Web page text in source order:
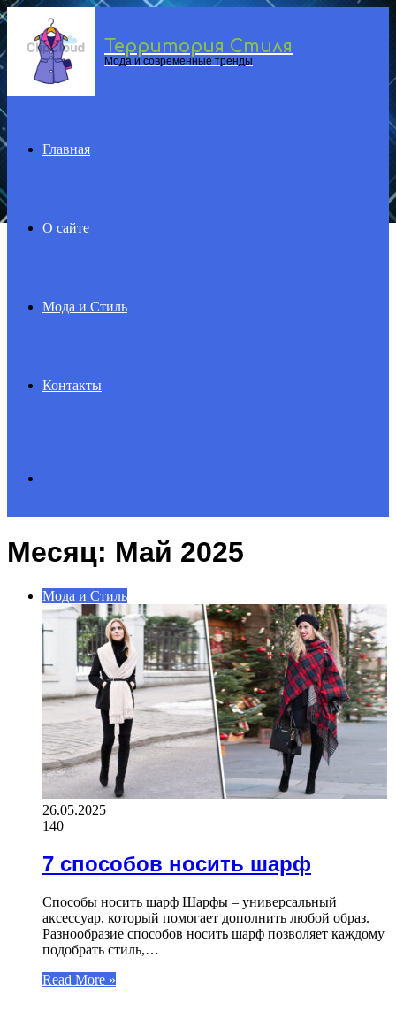
Menu Территория Стиля
Мода и современные тренды
Главная
О сайте
Мода и Стиль
Контакты
for
Месяц: Май 2025
Мода и Стиль
26.05.2025
140
7 способов носить шарф
Способы носить шарф Шарфы – универсальный
аксессуар, который помогает дополнить любой образ.
Разнообразие способов носить шарф позволяет каждому
подобрать стиль,…
Read More »